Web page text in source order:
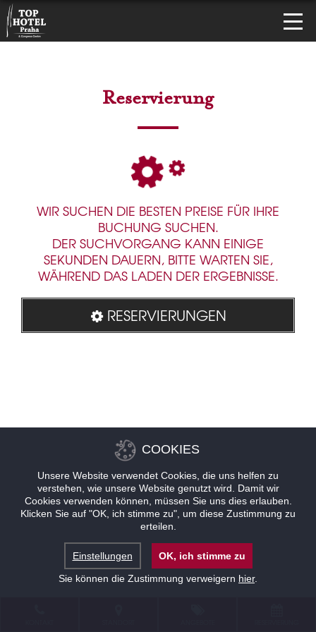
Reservierung
WIR SUCHEN DIE BESTEN PREISE FÜR IHRE
BUCHUNG SUCHEN.
DER SUCHVORGANG KANN EINIGE
SEKUNDEN DAUERN, BITTE WARTEN SIE,
WÄHREND DAS LADEN DER ERGEBNISSE.
RESERVIERUNGEN
COOKIES
Unsere Website verwendet Cookies, die uns helfen zu
verstehen, wie unsere Website genutzt wird. Damit wir
Cookies verwenden können, müssen Sie uns dies erlauben.
Klicken Sie auf "OK, ich stimme zu", um diese Zustimmung zu
erteilen.
Einstellungen
OK, ich stimme zu
Sie können die Zustimmung verweigern hier.